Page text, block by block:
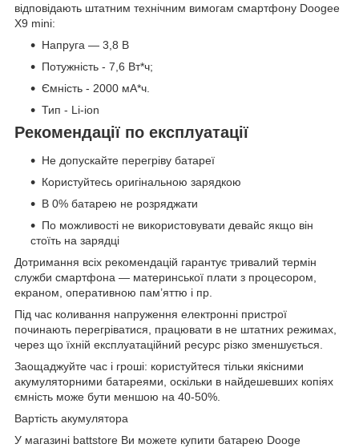
відповідають штатним технічним вимогам смартфону Doogee
X9 mini:
Напруга — 3,8 В
Потужність - 7,6 Вт*ч;
Ємність - 2000 мА*ч.
Тип - Li-ion
Рекомендації по експлуатації
Не допускайте перегріву батареї
Користуйтесь оригінальною зарядкою
В 0% батарею не розряджати
По можливості не використовувати девайс якщо він
стоїть на зарядці
Дотримання всіх рекомендацій гарантує тривалий термін
служби смартфона — материнської плати з процесором,
екраном, оперативною пам’яттю і пр.
Під час коливання напруження електронні пристрої
починають перегріватися, працювати в не штатних режимах,
через що їхній експлуатаційний ресурс різко зменшується.
Заощаджуйте час і гроші: користуйтеся тільки якісними
акумуляторними батареями, оскільки в найдешевших копіях
ємність може бути меншою на 40-50%.
Вартість акумулятора
У магазині battstore Ви можете купити батарею Dooge